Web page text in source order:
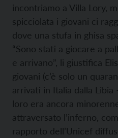
incontriamo a Villa Lory,
spicciolata i giovani ci
dove una stufa in ghisa
“Sono stati a giocare a
e arrivano”, li giustifica
giovani (c’è solo un
arrivati in Italia dalla Libia
loro era ancora
attraversato l’inferno,
rapporto dell’Unicef